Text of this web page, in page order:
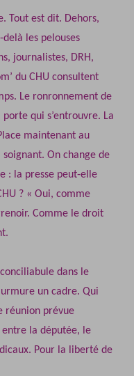
Tout est dit. Dehors,
les pelouses
journalistes, DRH,
du CHU consultent
Le ronronnement de
qui s’entrouvre. La
maintenant au
soignant. On change de
: la presse peut‐elle
? « Oui, comme
Comme le droit
dans le
un cadre. Qui
réunion prévue
la députée, le
Pour la liberté de